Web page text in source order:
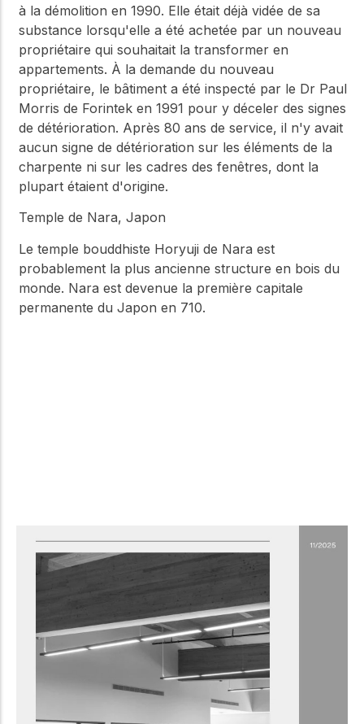
à la démolition en 1990. Elle était déjà vidée de sa
substance lorsqu'elle a été achetée par un nouveau
propriétaire qui souhaitait la transformer en
appartements. À la demande du nouveau
propriétaire, le bâtiment a été inspecté par le Dr Paul
Morris de Forintek en 1991 pour y déceler des signes
de détérioration. Après 80 ans de service, il n'y avait
aucun signe de détérioration sur les éléments de la
charpente ni sur les cadres des fenêtres, dont la
plupart étaient d'origine.
Temple de Nara, Japon
Le temple bouddhiste Horyuji de Nara est
probablement la plus ancienne structure en bois du
monde. Nara est devenue la première capitale
permanente du Japon en 710.